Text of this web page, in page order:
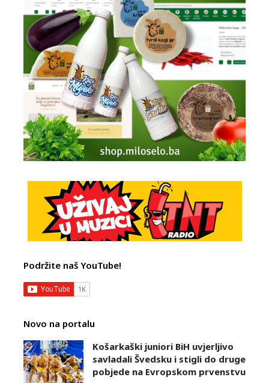
Podržite naš YouTube!
Novo na portalu
Košarkaški juniori BiH uvjerljivo
savladali Švedsku i stigli do druge
pobjede na Evropskom prvenstvu